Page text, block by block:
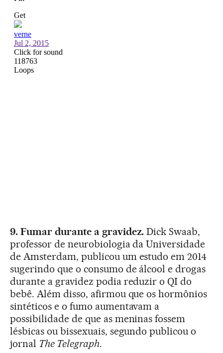
9. Fumar durante a gravidez. Dick Swaab,
professor de neurobiologia da Universidade
de Amsterdam, publicou um estudo em 2014
sugerindo que o consumo de álcool e drogas
durante a gravidez podia reduzir o QI do
bebê. Além disso, afirmou que os hormônios
sintéticos e o fumo aumentavam a
possibilidade de que as meninas fossem
lésbicas ou bissexuais, segundo publicou o
jornal The Telegraph.